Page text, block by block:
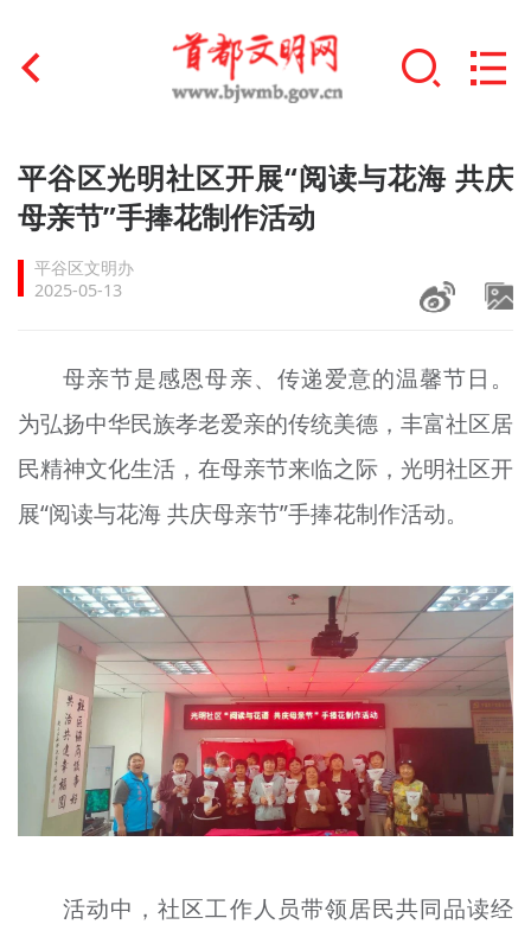
首页
文明创建
文明实践
未成年人思想道德建设
榜样人物
+
身边好人
北京宣传文化引导基金
宣传思想文化人才
专题
资料库
+
平谷区光明社区开展“阅读与花海 共庆
母亲节”手捧花制作活动
平谷区文明办
2025-05-13
母亲节是感恩母亲、传递爱意的温馨节日。
为弘扬中华民族孝老爱亲的传统美德，丰富社区居
民精神文化生活，在母亲节来临之际，光明社区开
展“阅读与花海 共庆母亲节”手捧花制作活动。
活动中，社区工作人员带领居民共同品读经